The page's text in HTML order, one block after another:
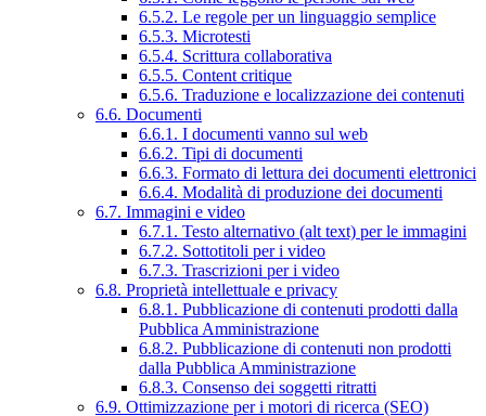
6.5.2. Le regole per un linguaggio semplice
6.5.3. Microtesti
6.5.4. Scrittura collaborativa
6.5.5. Content critique
6.5.6. Traduzione e localizzazione dei contenuti
6.6. Documenti
6.6.1. I documenti vanno sul web
6.6.2. Tipi di documenti
6.6.3. Formato di lettura dei documenti elettronici
6.6.4. Modalità di produzione dei documenti
6.7. Immagini e video
6.7.1. Testo alternativo (alt text) per le immagini
6.7.2. Sottotitoli per i video
6.7.3. Trascrizioni per i video
6.8. Proprietà intellettuale e privacy
6.8.1. Pubblicazione di contenuti prodotti dalla
Pubblica Amministrazione
6.8.2. Pubblicazione di contenuti non prodotti
dalla Pubblica Amministrazione
6.8.3. Consenso dei soggetti ritratti
6.9. Ottimizzazione per i motori di ricerca (SEO)